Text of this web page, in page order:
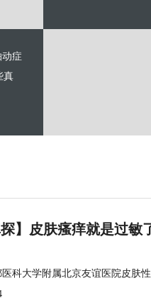
动症
真
探】皮肤瘙痒就是过
科大学附属北京友谊医院皮肤